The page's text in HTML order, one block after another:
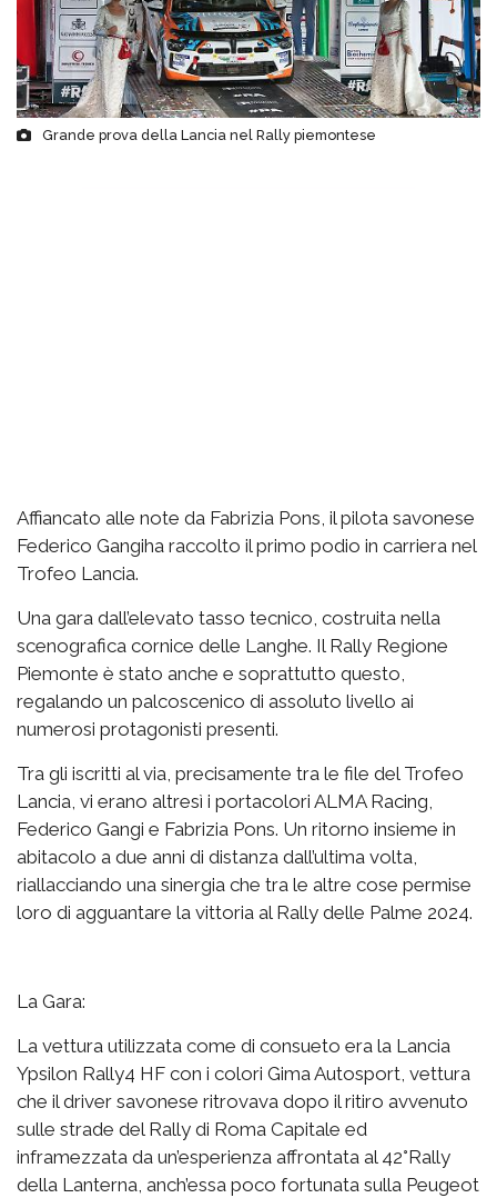
Grande prova della Lancia nel Rally piemontese
Affiancato alle note da Fabrizia Pons, il pilota savonese
Federico Gangiha raccolto il primo podio in carriera nel
Trofeo Lancia.
Una gara dall’elevato tasso tecnico, costruita nella
scenografica cornice delle Langhe. Il Rally Regione
Piemonte è stato anche e soprattutto questo,
regalando un palcoscenico di assoluto livello ai
numerosi protagonisti presenti.
Tra gli iscritti al via, precisamente tra le file del Trofeo
Lancia, vi erano altresì i portacolori ALMA Racing,
Federico Gangi e Fabrizia Pons. Un ritorno insieme in
abitacolo a due anni di distanza dall’ultima volta,
riallacciando una sinergia che tra le altre cose permise
loro di agguantare la vittoria al Rally delle Palme 2024.
La Gara:
La vettura utilizzata come di consueto era la Lancia
Ypsilon Rally4 HF con i colori Gima Autosport, vettura
che il driver savonese ritrovava dopo il ritiro avvenuto
sulle strade del Rally di Roma Capitale ed
inframezzata da un’esperienza affrontata al 42°Rally
della Lanterna, anch’essa poco fortunata sulla Peugeot